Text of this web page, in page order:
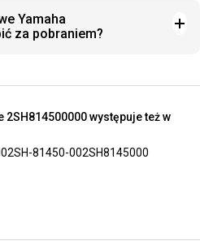
Yamaha
za pobraniem?
występuje też w
2SH-81450-002SH8145000